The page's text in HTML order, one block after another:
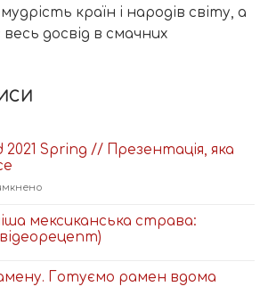
країн і народів світу, а
досвід в смачних
2021 Spring // Презентація, яка
2021
Spring
яка
мексиканська страва:
Готуємо рамен вдома